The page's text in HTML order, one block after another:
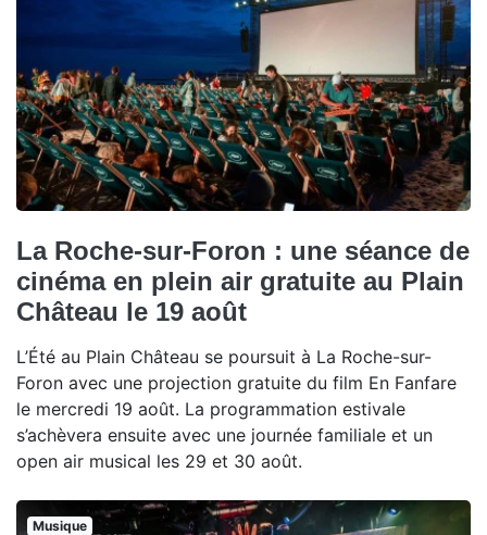
La Roche-sur-Foron : une séance de
cinéma en plein air gratuite au Plain
Château le 19 août
L’Été au Plain Château se poursuit à La Roche-sur-
Foron avec une projection gratuite du film En Fanfare
le mercredi 19 août. La programmation estivale
s’achèvera ensuite avec une journée familiale et un
open air musical les 29 et 30 août.
Musique